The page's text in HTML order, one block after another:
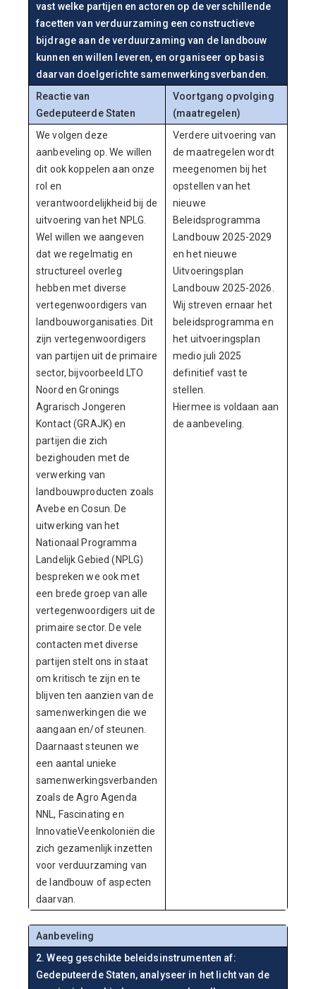
vast welke partijen en actoren op de verschillende
facetten van verduurzaming een constructieve
bijdrage aan de verduurzaming van de landbouw
kunnen en willen leveren, en organiseer op basis
daarvan doelgerichte samenwerkingsverbanden.
Reactie van
Gedeputeerde Staten
Voortgang opvolging
(maatregelen)
We volgen deze
aanbeveling op. We willen
dit ook koppelen aan onze
rol en
verantwoordelijkheid bij de
uitvoering van het NPLG.
Wel willen we aangeven
dat we regelmatig en
structureel overleg
hebben met diverse
vertegenwoordigers van
landbouworganisaties. Dit
zijn vertegenwoordigers
van partijen uit de primaire
sector, bijvoorbeeld LTO
Noord en Gronings
Agrarisch Jongeren
Kontact (GRAJK) en
partijen die zich
bezighouden met de
verwerking van
landbouwproducten zoals
Avebe en Cosun. De
uitwerking van het
Nationaal Programma
Landelijk Gebied (NPLG)
bespreken we ook met
een brede groep van alle
vertegenwoordigers uit de
primaire sector. De vele
contacten met diverse
partijen stelt ons in staat
om kritisch te zijn en te
blijven ten aanzien van de
samenwerkingen die we
aangaan en/of steunen.
Daarnaast steunen we
een aantal unieke
samenwerkingsverbanden
zoals de Agro Agenda
NNL, Fascinating en
InnovatieVeenkoloniën die
zich gezamenlijk inzetten
voor verduurzaming van
de landbouw of aspecten
daarvan.
Verdere uitvoering van
de maatregelen wordt
meegenomen bij het
opstellen van het
nieuwe
Beleidsprogramma
Landbouw 2025-2029
en het nieuwe
Uitvoeringsplan
Landbouw 2025-2026.
Wij streven ernaar het
beleidsprogramma en
het uitvoeringsplan
medio juli 2025
definitief vast te
stellen.
Hiermee is voldaan aan
de aanbeveling.
Aanbeveling
2. Weeg geschikte beleidsinstrumenten af:
Gedeputeerde Staten, analyseer in het licht van de